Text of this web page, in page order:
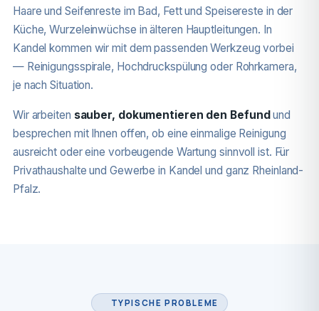
Haare und Seifenreste im Bad, Fett und Speisereste in der
Küche, Wurzeleinwüchse in älteren Hauptleitungen. In
Kandel kommen wir mit dem passenden Werkzeug vorbei
— Reinigungsspirale, Hochdruckspülung oder Rohrkamera,
je nach Situation.
Wir arbeiten sauber, dokumentieren den Befundund
besprechen mit Ihnen offen, ob eine einmalige Reinigung
ausreicht oder eine vorbeugende Wartung sinnvoll ist. Für
Privathaushalte und Gewerbe in Kandel und ganz Rheinland-
Pfalz.
TYPISCHE PROBLEME